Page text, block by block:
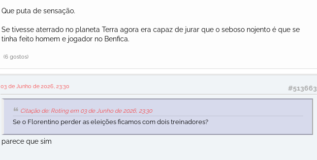
Que puta de sensação.
Se tivesse aterrado no planeta Terra agora era capaz de jurar que o seboso nojento é que se
tinha feito homem e jogador no Benfica.
(6 gostos)
#513663
03 de Junho de 2026, 23:30
Citação de: Roting em 03 de Junho de 2026, 23:30
Se o Florentino perder as eleições ficamos com dois treinadores?
parece que sim